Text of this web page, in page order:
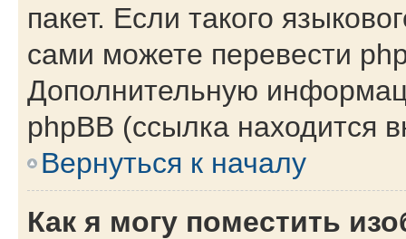
пакет. Если такого
сами можете перевести
Дополнительную
phpBB (ссылка находится
Вернуться к началу
Как я могу поместить